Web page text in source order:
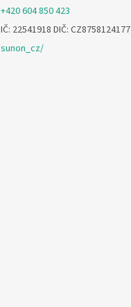
+420 604 850 423
IČ: 22541918 DIČ: CZ8758124177
sunon_cz/